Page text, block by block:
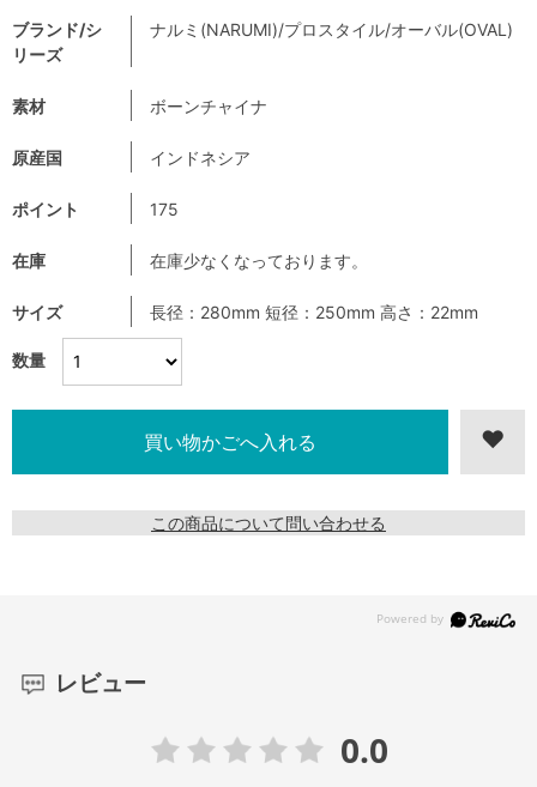
数量
ブランド/シ
リーズ
ナルミ(NARUMI)/プロスタイル/オーバル(OVAL)
素材 ボーンチャイナ
原産国 インドネシア
ポイント 175
在庫 在庫少なくなっております。
サイズ 長径：280mm 短径：250mm 高さ：22mm
この商品について問い合わせる
レビュー
0.0